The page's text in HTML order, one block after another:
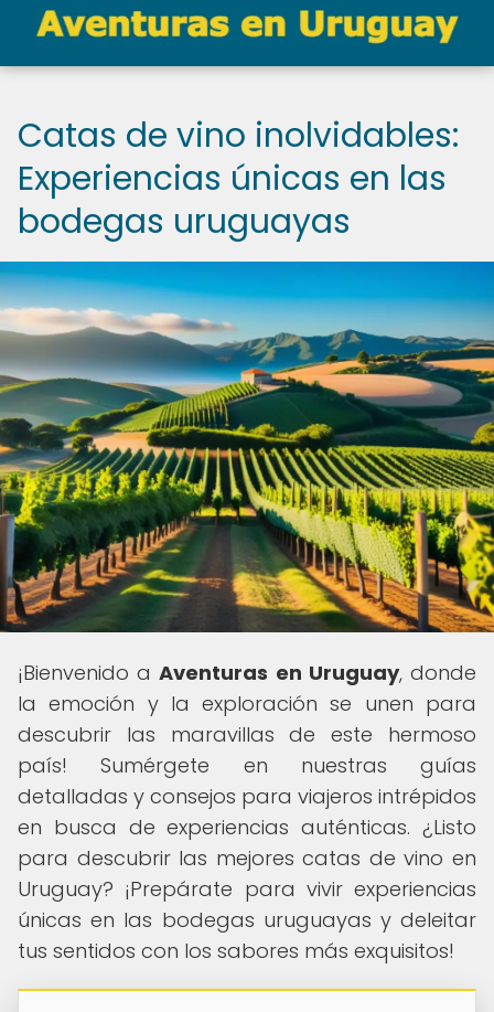
Catas de vino inolvidables:
Experiencias únicas en las
bodegas uruguayas
¡Bienvenido aAventuras en Uruguay, donde
la emoción y la exploración se unen para
descubrir las maravillas de este hermoso
país! Sumérgete en nuestras guías
detalladas y consejos para viajeros intrépidos
en busca de experiencias auténticas. ¿Listo
para descubrir las mejores catas de vino en
Uruguay? ¡Prepárate para vivir experiencias
únicas en las bodegas uruguayas y deleitar
tus sentidos con los sabores más exquisitos!